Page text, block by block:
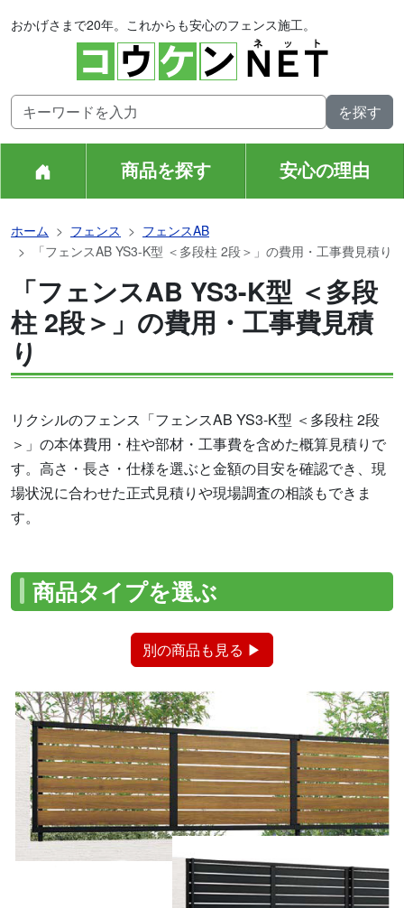
おかげさまで20年。これからも安心のフェンス施工。
商品を探す 安心の理由
ホーム フェンス
フェンスAB
「フェンスAB YS3-K型 ＜多段柱 2段＞」の費用・工事費見積り
「フェンスAB YS3-K型 ＜多段
柱 2段＞」の費用・工事費見積
り
リクシルのフェンス「フェンスAB YS3-K型 ＜多段柱 2段
＞」の本体費用・柱や部材・工事費を含めた概算見積りで
す。高さ・長さ・仕様を選ぶと金額の目安を確認でき、現
場状況に合わせた正式見積りや現場調査の相談もできま
す。
商品タイプを選ぶ
別の商品も見る ▶